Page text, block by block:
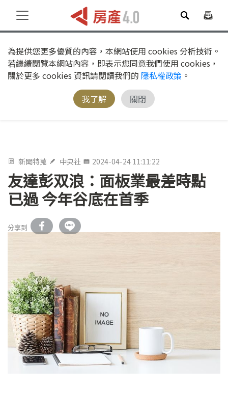
為提供您更多優質的內容，本網站使用 cookies 分析技術。
若繼續閱覽本網站內容，即表示您同意我們使用 cookies，
關於更多 cookies 資訊請閱讀我們的 隱私權政策 。
我了解
關閉
新聞特蒐 中央社 2024-04-24 11:11:22
友達彭双浪：面板業最差時點
已過 今年谷底在首季
分享到